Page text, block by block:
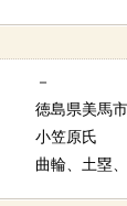
－
徳島県美馬
小笠原氏
曲輪、土塁